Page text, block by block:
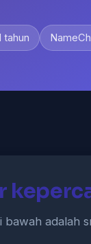
tahun
bawah adalah